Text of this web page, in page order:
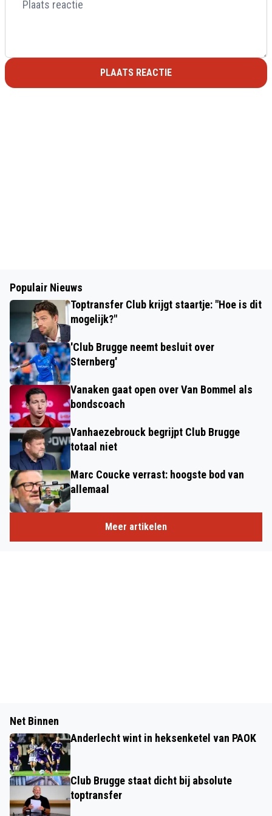
PLAATS REACTIE
Populair Nieuws
Toptransfer Club krijgt staartje: "Hoe is dit
mogelijk?"
'Club Brugge neemt besluit over
Sternberg'
Vanaken gaat open over Van Bommel als
bondscoach
Vanhaezebrouck begrijpt Club Brugge
totaal niet
Marc Coucke verrast: hoogste bod van
allemaal
Meer artikelen
Net Binnen
Anderlecht wint in heksenketel van PAOK
Club Brugge staat dicht bij absolute
toptransfer